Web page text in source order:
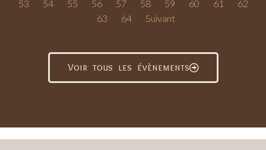
53
54 55 56 57 58 59 60 61
62
63
64 Suivant
Voir tous les évènements